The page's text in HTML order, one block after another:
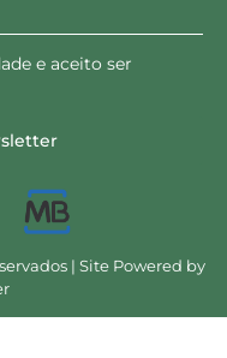
e aceito ser
| Site Powered by